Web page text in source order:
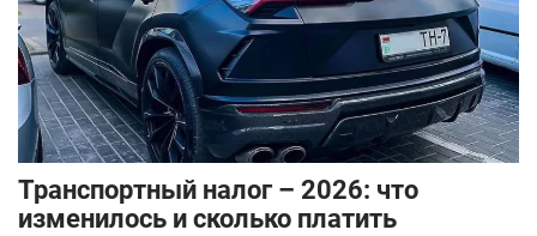
Транспортный налог – 2026: что
изменилось и сколько платить